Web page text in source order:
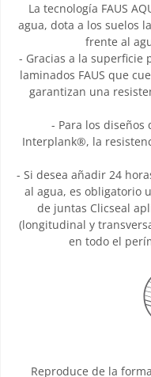
La tecnología FAUS
agua, dota a los suelos
frente al
- Gracias a la superficie
laminados FAUS que
garantizan una
- Para los diseños
Interplank®, la
- Si desea añadir 24
al agua, es obligatorio
de juntas Clicseal
(longitudinal y
en todo el
Reproduce de la